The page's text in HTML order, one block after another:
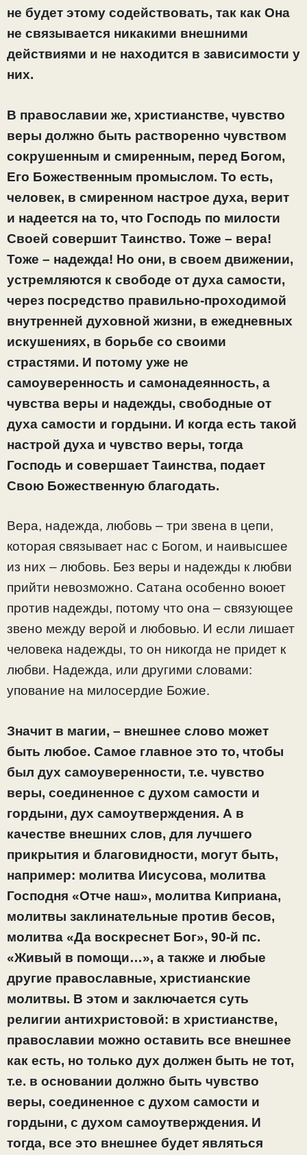
не будет этому содействовать, так как Она
не связывается никакими внешними
действиями и не находится в зависимости у
них.
В православии же, христианстве, чувство
веры должно быть растворенно чувством
сокрушенным и смиренным, перед Богом,
Его Божественным промыслом. То есть,
человек, в смиренном настрое духа, верит
и надеется на то, что Господь по милости
Своей совершит Таинство. Тоже – вера!
Тоже – надежда! Но они, в своем движении,
устремляются к свободе от духа самости,
через посредство правильно-проходимой
внутренней духовной жизни, в ежедневных
искушениях, в борьбе со своими
страстями. И потому уже не
самоуверенность и самонадеянность, а
чувства веры и надежды, свободные от
духа самости и гордыни. И когда есть такой
настрой духа и чувство веры, тогда
Господь и совершает Таинства, подает
Свою Божественную благодать.
Вера, надежда, любовь – три звена в цепи,
которая связывает нас с Богом, и наивысшее
из них – любовь. Без веры и надежды к любви
прийти невозможно. Сатана особенно воюет
против надежды, потому что она – связующее
звено между верой и любовью. И если лишает
человека надежды, то он никогда не придет к
любви. Надежда, или другими словами:
упование на милосердие Божие.
Значит в магии, – внешнее слово может
быть любое. Самое главное это то, чтобы
был дух самоуверенности, т.е. чувство
веры, соединенное с духом самости и
гордыни, дух самоутверждения. А в
качестве внешних слов, для лучшего
прикрытия и благовидности, могут быть,
например: молитва Иисусова, молитва
Господня «Отче наш», молитва Киприана,
молитвы заклинательные против бесов,
молитва «Да воскреснет Бог», 90-й пс.
«Живый в помощи…», а также и любые
другие православные, христианские
молитвы. В этом и заключается суть
религии антихристовой: в христианстве,
православии можно оставить все внешнее
как есть, но только дух должен быть не тот,
т.е. в основании должно быть чувство
веры, соединенное с духом самости и
гордыни, с духом самоутверждения. И
тогда, все это внешнее будет являться